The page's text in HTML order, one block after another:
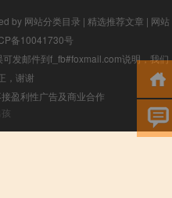
by 网站分类目录 | 精选推荐文章 | 网站
备10041730号
发邮件到f_fb#foxmail.com说明，我们
，谢谢
盈利性广告及商业合作